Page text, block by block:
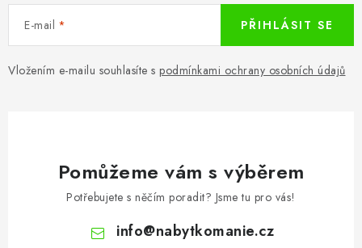
E-mail
Vložením e-mailu souhlasíte s podmínkami ochrany osobních údajů
PŘIHLÁSIT SE
Pomůžeme vám s výběrem
Potřebujete s něčím poradit? Jsme tu pro vás!
info@nabytkomanie.cz